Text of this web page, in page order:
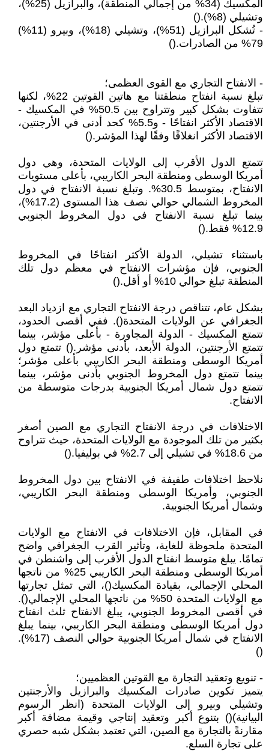
المكسيك (34% من إجمالي المنطقة)، والبرازيل (25%)،
وتشيلي (8%).()
- تُشكل البرازيل (51%)، وتشيلي (18%)، وبيرو (11%)
79% من الصادرات.()
- الانفتاح التجاري مع القوى العظمى؛
تبلغ نسبة انفتاح منطقتنا مع هاتين القوتين 22%، لكنها
تتفاوت بشكل كبير وتتراوح بين 50.5% في المكسيك -
الاقتصاد الأكثر انفتاحًا - و5.5% كحد أدنى في الأرجنتين،
الاقتصاد الأكثر انغلاقًا وفقًا لهذا المؤشر.()
تتمتع الدول الأقرب إلى الولايات المتحدة، وهي دول
أمريكا الوسطى ومنطقة البحر الكاريبي، بأعلى مستويات
الانفتاح، بمتوسط 30.5%. وتبلغ نسبة الانفتاح في دول
المخروط الشمالي حوالي نصف هذا المستوى (17.2%)،
بينما تبلغ نسبة الانفتاح في دول المخروط الجنوبي
12.9% فقط.()
باستثناء تشيلي، الدولة الأكثر انفتاحًا في المخروط
الجنوبي، فإن مؤشرات الانفتاح في معظم دول تلك
المنطقة تبلغ حوالي 10% أو أقل.()
بشكل عام، تتناقص درجة الانفتاح التجاري مع ازدياد البعد
الجغرافي عن الولايات المتحدة(). ففي أقصى الحدود،
تتمتع المكسيك - الدولة المجاورة - بأعلى مؤشر، بينما
تتمتع الأرجنتين، الدولة الأبعد، بأدنى مؤشر.() تتمتع دول
أمريكا الوسطى ومنطقة البحر الكاريبي بأعلى مؤشر؛
بينما تتمتع دول المخروط الجنوبي بأدنى مؤشر، بينما
تتمتع دول شمال أمريكا الجنوبية بدرجات متوسطة من
الانفتاح.
الاختلافات في درجة الانفتاح التجاري مع الصين أصغر
بكثير من تلك الموجودة مع الولايات المتحدة، حيث تتراوح
من 18.6% في تشيلي إلى 2.7% في بوليفيا.()
نلاحظ اختلافات طفيفة في الانفتاح بين دول المخروط
الجنوبي، وأمريكا الوسطى ومنطقة البحر الكاريبي،
وشمال أمريكا الجنوبية.
في المقابل، فإن الاختلافات في الانفتاح مع الولايات
المتحدة ملحوظة للغاية، وتأثير القرب الجغرافي واضح
تمامًا. يبلغ متوسط انفتاح الدول الأقرب إلى واشنطن في
أمريكا الوسطى ومنطقة البحر الكاريبي 25% من ناتجها
المحلي الإجمالي، بقيادة المكسيك()، التي تمثل تجارتها
مع الولايات المتحدة 50% من ناتجها المحلي الإجمالي().
في أقصى المخروط الجنوبي، يبلغ الانفتاح ثلث انفتاح
دول أمريكا الوسطى ومنطقة البحر الكاريبي، بينما يبلغ
الانفتاح في شمال أمريكا الجنوبية حوالي النصف (17%).
()
- تنويع وتعقيد التجارة مع القوتين العظميين؛
يتميز تكوين صادرات المكسيك والبرازيل والأرجنتين
وتشيلي وبيرو إلى الولايات المتحدة (انظر الرسوم
البيانية)() بتنوع أكبر وتعقيد إنتاجي وقيمة مضافة أكبر
مقارنةً بالتجارة مع الصين، التي تعتمد بشكل شبه حصري
على تجارة السلع.